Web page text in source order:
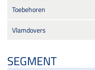
Toebehoren
Vlamdovers
SEGMENT